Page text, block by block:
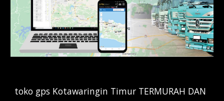
toko gps Kotawaringin Timur TERMURAH DAN